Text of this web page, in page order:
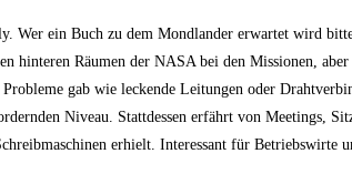
Wer ein Buch zu dem Mondlander erwartet wird
hinteren Räumen der NASA bei den Missionen,
gab wie leckende Leitungen oder
Niveau. Stattdessen erfährt von Meetings,
erhielt. Interessant für